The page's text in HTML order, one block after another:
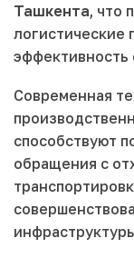
Ташкента, что
логистические
эффективность
Современная
способствуют
обращения с